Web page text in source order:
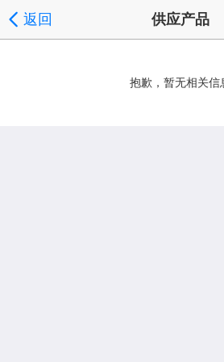
返回 供应产品
抱歉，暂无相关信